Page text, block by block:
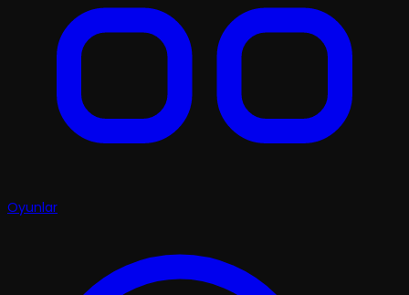
Oyunlar